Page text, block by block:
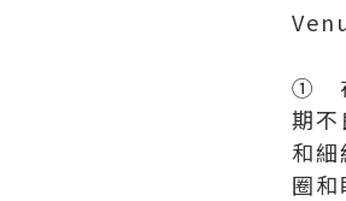
① 在
期
和
圈和